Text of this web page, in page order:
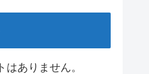
ありません。